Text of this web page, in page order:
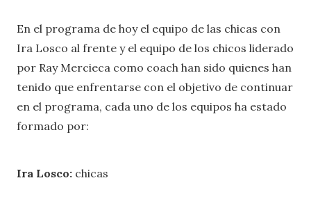
En el programa de hoy el equipo de las chicas con
Ira Losco al frente y el equipo de los chicos liderado
por Ray Mercieca como coach han sido quienes han
tenido que enfrentarse con el objetivo de continuar
en el programa, cada uno de los equipos ha estado
formado por:
Ira Losco: chicas